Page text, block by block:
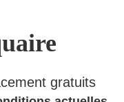
gratuits